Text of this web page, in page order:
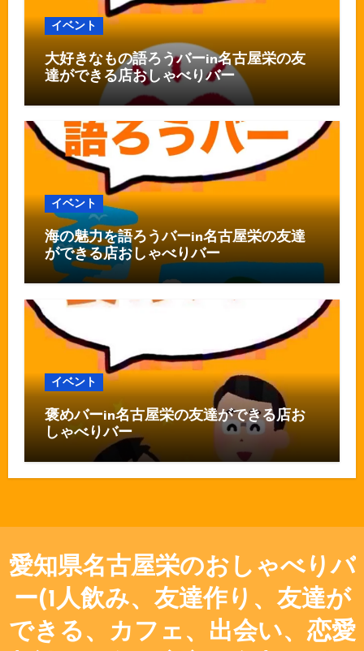
イベント
大好きなもの語ろうバーin名古屋栄の友
達ができる店おしゃべりバー
イベント
海の魅力を語ろうバーin名古屋栄の友達
ができる店おしゃべりバー
イベント
褒めバーin名古屋栄の友達ができる店お
しゃべりバー
愛知県名古屋栄のおしゃべりバ
ー(1人飲み、友達作り、友達が
できる、カフェ、出会い、恋愛